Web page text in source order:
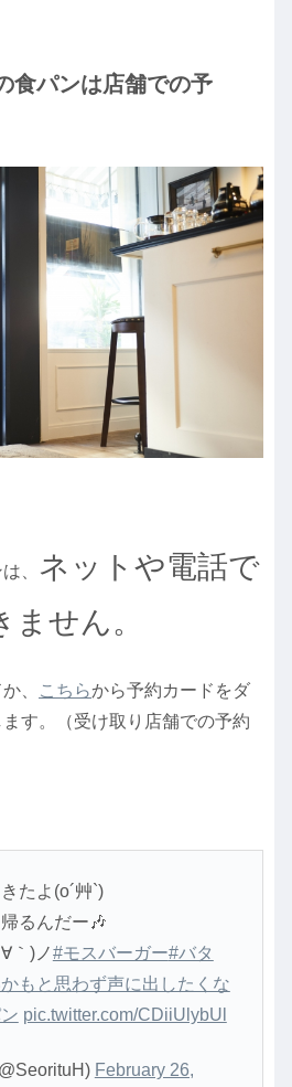
食パンは店舗での予
、
ネットや電話で
せん。
、 こちらから予約カードをダ
す。（受け取り店舗での予約
たよ(o´艸`)
るんだー🎶
｀)ノ#モスバーガー#バタ
もと思わず声に出したくな
pic.twitter.com/CDiiUlybUl
February 26,